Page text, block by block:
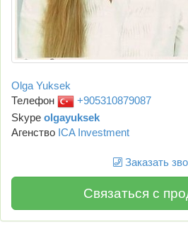
Olga Yuksek
Телефон
+905310879087
Skype olgayuksek
Агенство ICA Investment
Заказать
Связаться с